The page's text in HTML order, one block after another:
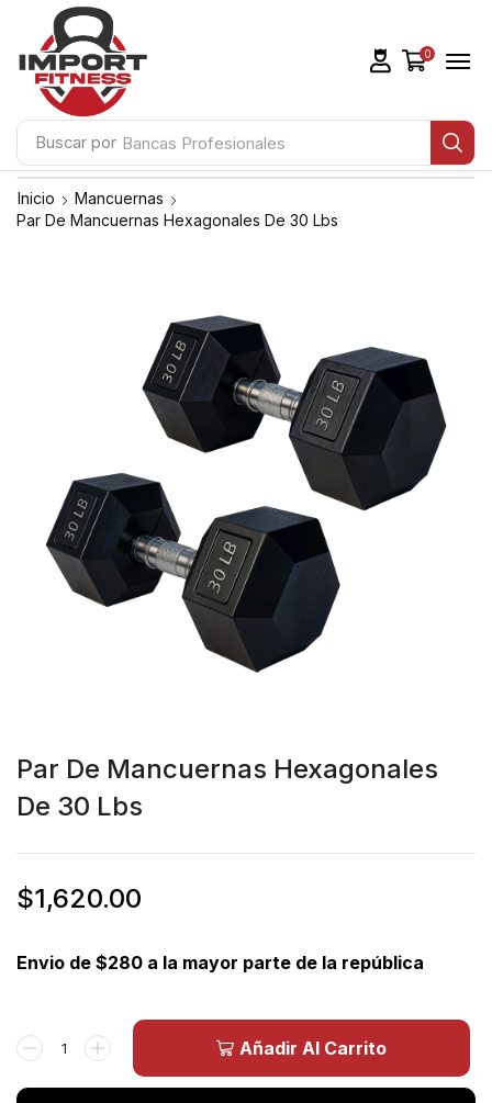
Buscar por Bancas Profesionales
0
Inicio
Mancuernas
Par De Mancuernas Hexagonales De 30 Lbs
Par De Mancuernas Hexagonales
De 30 Lbs
$1,620.00
Envio de $280 a la mayor parte de la república
Añadir Al Carrito